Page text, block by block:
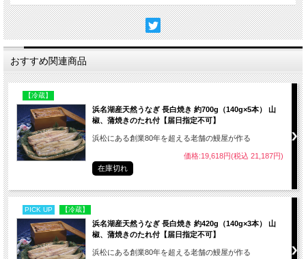
おすすめ関連商品
【冷蔵】
浜名湖産天然うなぎ 長白焼き 約700g（140g×5本） 山
椒、蒲焼きのたれ付【届日指定不可】
浜松にある創業80年を超える老舗の鰻屋が作る
価格:19,618円(税込 21,187円)
在庫切れ
PICK UP 【冷蔵】
浜名湖産天然うなぎ 長白焼き 約420g（140g×3本） 山
椒、蒲焼きのたれ付【届日指定不可】
浜松にある創業80年を超える老舗の鰻屋が作る